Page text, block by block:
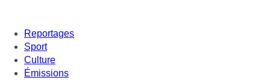
Reportages
Sport
Culture
Émissions